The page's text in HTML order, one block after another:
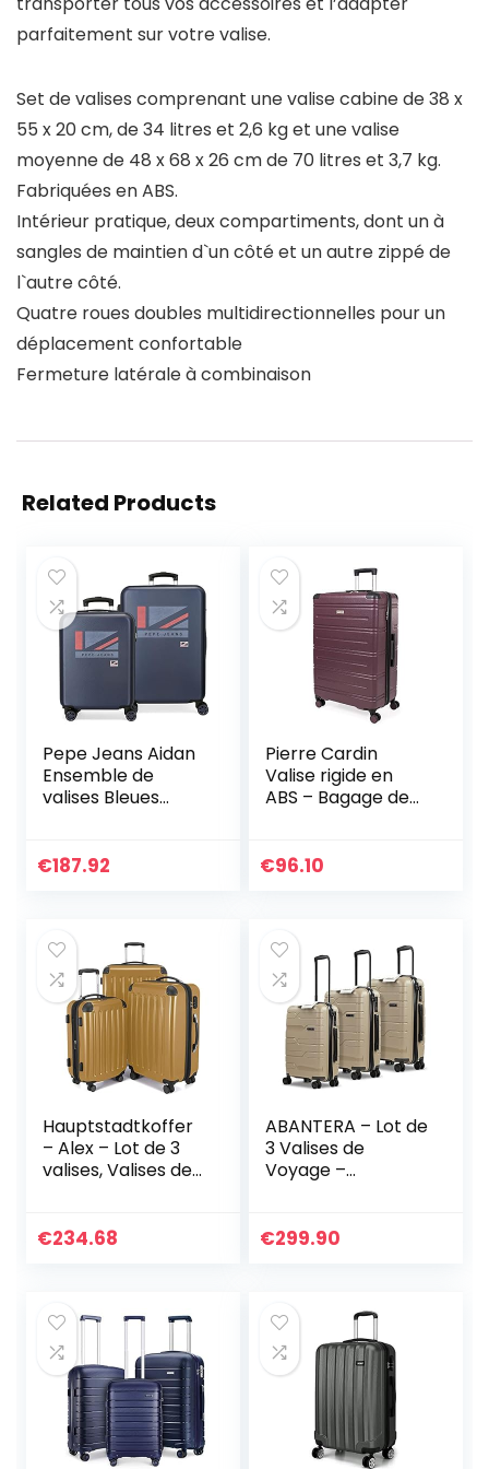
parfaitement sur votre valise.
Set de valises comprenant une valise cabine de 38 x
55 x 20 cm, de 34 litres et 2,6 kg et une valise
moyenne de 48 x 68 x 26 cm de 70 litres et 3,7 kg.
Fabriquées en ABS.
Intérieur pratique, deux compartiments, dont un à
sangles de maintien d`un côté et un autre zippé de
l`autre côté.
Quatre roues doubles multidirectionnelles pour un
déplacement confortable
Fermeture latérale à combinaison
Related Products
Pepe Jeans Aidan
Ensemble de
valises Bleues
Combinaison
€187.92
Pierre Cardin
Valise rigide en
ABS – Bagage de
Poignée
Ensemble de
bagages
€96.10
Hauptstadtkoffer
– Alex – Lot de 3
valises, Valises de
Set de Voyage,
€234.68
ABANTERA – Lot de
3 Valises de
Voyage –
Valise Moyenne de
Coque Rigide –
Matériau en
Polypropylène –
Verrouillage TSA
€299.90